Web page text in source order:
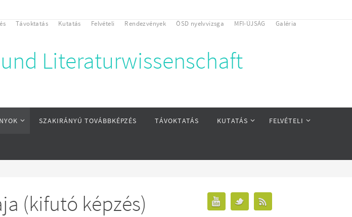
Távoktatás Kutatás Felvételi Rendezvények ÖSD nyelvvizsga MFI-ÚJSÁG Galéria
Literaturwissenschaft
SZAKIRÁNYÚ TOVÁBBKÉPZÉS TÁVOKTATÁS KUTATÁS FELVÉTELI
(kifutó képzés)